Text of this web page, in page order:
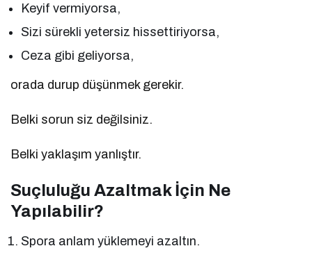
Keyif vermiyorsa,
Sizi sürekli yetersiz hissettiriyorsa,
Ceza gibi geliyorsa,
orada durup düşünmek gerekir.
Belki sorun siz değilsiniz.
Belki yaklaşım yanlıştır.
Suçluluğu Azaltmak İçin Ne
Yapılabilir?
Spora anlam yüklemeyi azaltın.